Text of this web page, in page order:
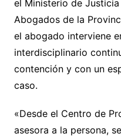
el Ministerio de
Abogados de la
el abogado interviene
interdisciplinario
contención y con un
caso.
«Desde el Centro de
asesora a la persona,